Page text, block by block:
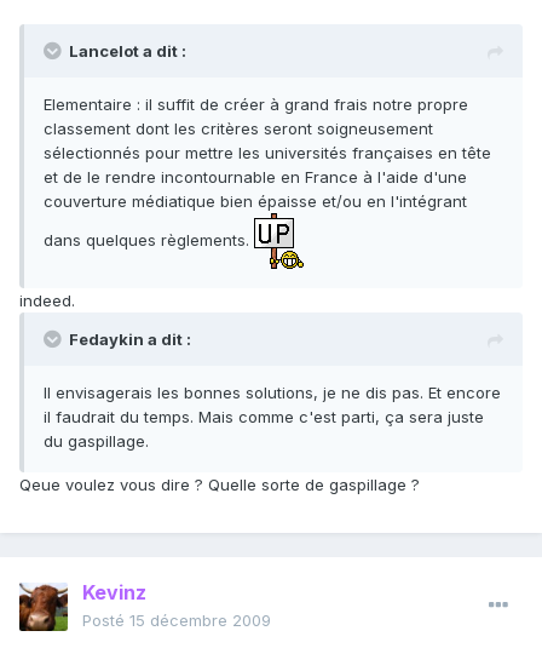
Lancelot a dit :
Elementaire : il suffit de créer à grand frais notre propre
classement dont les critères seront soigneusement
sélectionnés pour mettre les universités françaises en tête
et de le rendre incontournable en France à l'aide d'une
couverture médiatique bien épaisse et/ou en l'intégrant
dans quelques règlements.
indeed.
Fedaykin a dit :
Il envisagerais les bonnes solutions, je ne dis pas. Et encore
il faudrait du temps. Mais comme c'est parti, ça sera juste
du gaspillage.
Qeue voulez vous dire ? Quelle sorte de gaspillage ?
Kevinz
Posté 15 décembre 2009